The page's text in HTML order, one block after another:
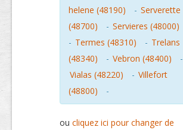
helene (48190)
- Serverette
(48700)
- Servieres (48000)
- Termes (48310) - Trelans
(48340)
- Vebron (48400)
-
Vialas (48220)
- Villefort
(48800)
-
ou cliquez ici pour changer de